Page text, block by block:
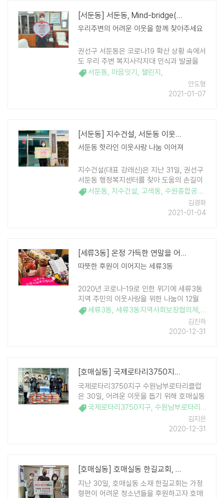
[서둔동] 서둔동, Mind-bridge(마음잇기) 릴레이 챌린지
우리주변의 어려운 이웃을 함께 찾아주세요
권선구 서둔동은 코로나19 확산 상황 속에서
도 우리 주변 복지사각지대 인식과 발굴을
위하여 6일, 'Mind-bridge(마음잇기) 릴레
이 챌린지'를 실시하였다. 겨울철은 취약계층
서둔동, 마음잇기 , 챌린지 ,
안도형
2021-01-07
[서둔동] 지수건설, 서둔동 이웃돕기 성금 기부
서둔동 핫라인 이웃사랑 나눔 이어져
지수건설(대표 강래신)은 지난 31일, 권선구
서둔동 행정복지센터를 찾아 도움의 손길이
필요한 어려운 이웃에게 전달해 달라며 이웃
돕기 성금 100만원을 기부했다. 지수건설은
고색동 수원종합공구단지에 위치하고 있는
서둔동, 지수건설, 고색동, 수원종합공구단지
김경화
2021-01-04
[세류3동] 온정 가득한 연말을 어려운 이웃들과 함께
따뜻한 후원이 이어지는 세류3동
2020년 코로나-19로 인한 위기에 세류3동
지역 주민의 이웃사랑을 위한 나눔이 12월
끊임없이 이어졌다. 세류3동 통장협의회 회
장, 세류3동 새마을협의회 부회장, 세류3동
행정복지센터 보안요원이 성금을 후원했다.
세류3동, 세류3동지역사회보장협의체 , 수원시
김진하
2020-12-31
[호매실동] 국제로타리3750지구 수원남부로타리클럽, 호매실동에 사랑의 쌀 ..
국제로타리3750지구 수원남부로타리클럽
은 30일, 어려운 이웃을 돕기 위해 호매실동
행정복지센터에 백미 20kg 20포를 기탁했
다. 수원남부로타리클럽은 어려운 이웃을 위
한 후원금과 생필품세트, 부식 등 후원물품
국제로타리3750지구, 수원남부로타리클럽
김지은
2020-12-31
[호매실동] 호매실동 한길교회, 사랑의 장학금 후원
지난 30일, 호매실동 소재 한길교회는 가정
형편이 어려운 청소년들을 후원하고자 호매